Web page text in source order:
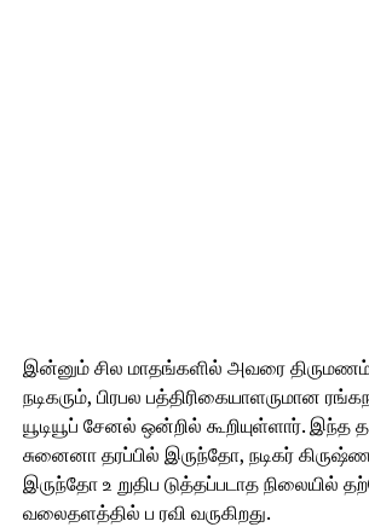
இன்னும் சில மாதங்களில் அவரை
நடிகரும், பிரபல பத்திரிகையாளருமான
யூடியூப் சேனல் ஒன்றில் கூறியுள்ளார்.
சுனைனா தரப்பில் இருந்தோ, நடிகர்
இருந்தோ உ றுதிப டுத்தப்படாத நிலையில்
வலைதளத்தில் ப ரவி வருகிறது.